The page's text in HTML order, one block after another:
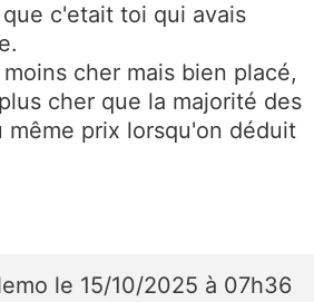
c'etait toi qui avais
cher mais bien placé,
cher que la majorité des
même prix lorsqu'on déduit
le 15/10/2025 à 07h36